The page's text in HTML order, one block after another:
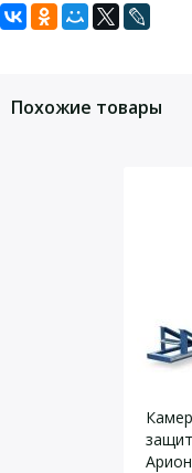
Задать вопрос
Даю согласие на
Похожие товары